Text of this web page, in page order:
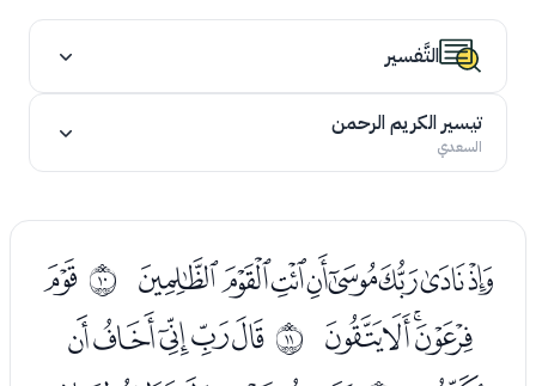
التَّفسير
تيسير الكريم الرحمن
السعدي
ﮜﮝﮞﮟﮠﮡﮢﮣ ﰉ ﮥ
ﮦﮧﮨﮩ ﰊﮫﮬﮭﮮﮯ